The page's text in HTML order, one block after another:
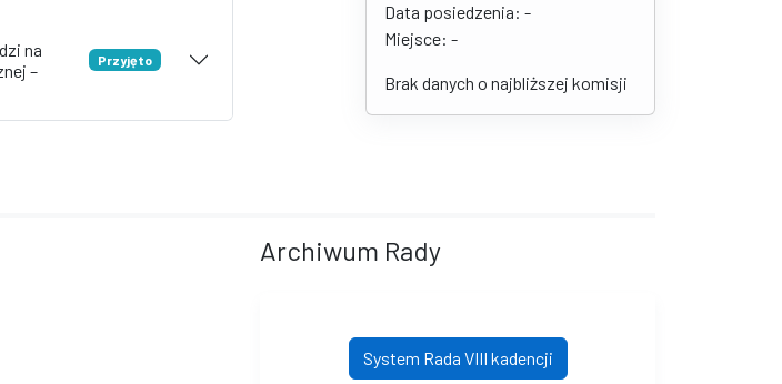
na
–
Przyjęto
Data posiedzenia: -
Miejsce: -
Brak danych o najbliższej komisji
Archiwum Rady
System Rada VIII kadencji